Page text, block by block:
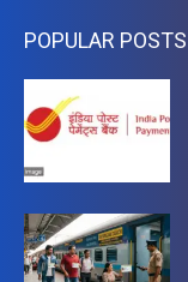
POPULAR POSTS